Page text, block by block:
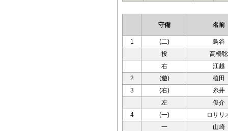
守備 名前
1 (二)
鳥谷
投
高橋聡
右
江越
2
(遊)
植田
3
(右)
糸井
左
俊介
4
(一)
ロサリ
一
山崎